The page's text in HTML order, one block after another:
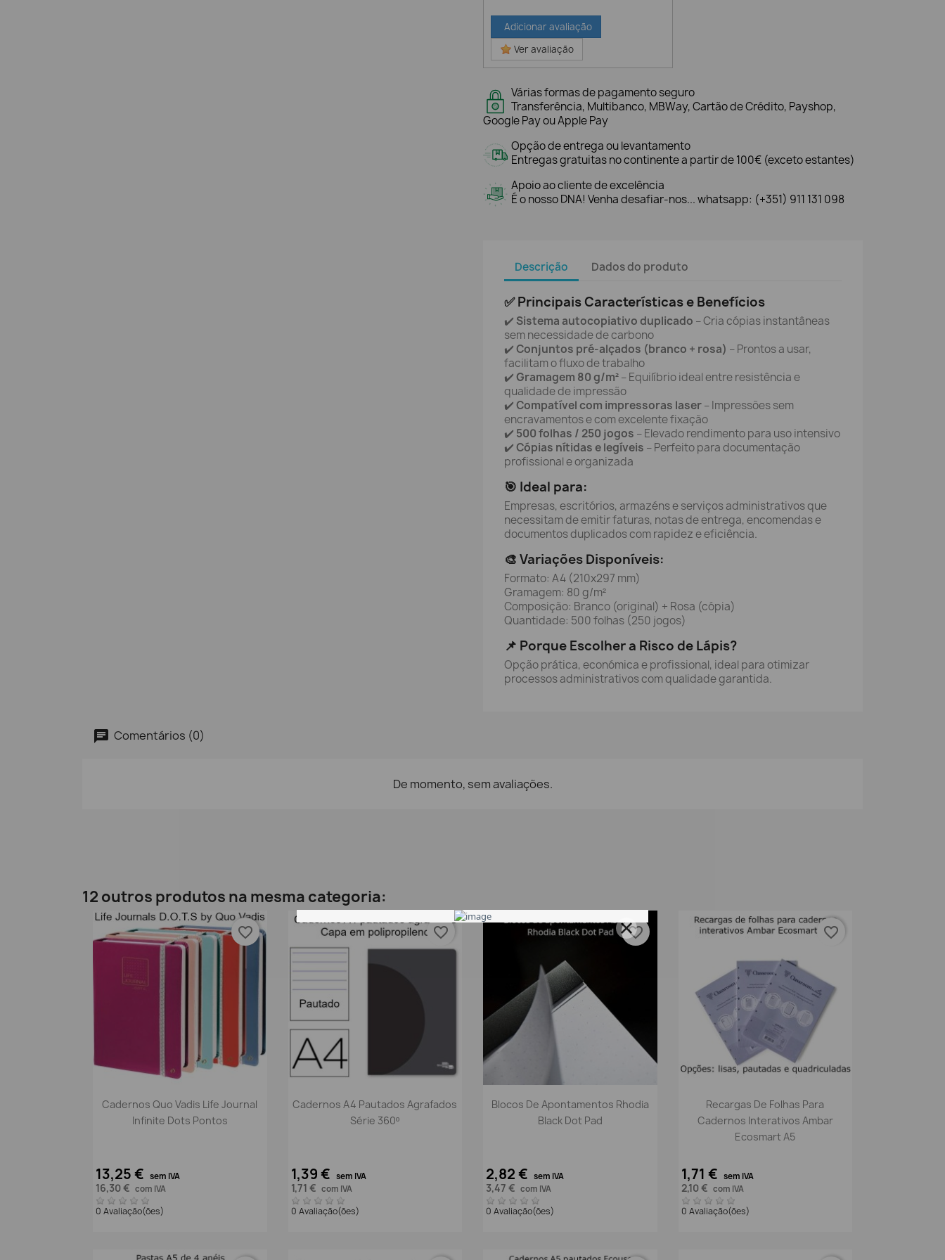
Adicionar avaliação
Ver avaliação
Várias formas de pagamento seguro
Transferência, Multibanco, MBWay, Cartão de Crédito, Payshop,
Google Pay ou Apple Pay
Opção de entrega ou levantamento
Entregas gratuitas no continente a partir de 100€ (exceto estantes)
Apoio ao cliente de excelência
É o nosso DNA! Venha desafiar-nos... whatsapp: (+351) 911 131 098
Descrição Dados do produto
✅ Principais Características e Benefícios
✔️ Sistema autocopiativo duplicado – Cria cópias instantâneas
sem necessidade de carbono
✔️Conjuntos pré-alçados (branco + rosa) – Prontos a usar,
facilitam o fluxo de trabalho
✔️Gramagem 80 g/m²– Equilíbrio ideal entre resistência e
qualidade de impressão
✔️Compatível com impressoras laser– Impressões sem
encravamentos e com excelente fixação
✔️ 500 folhas / 250 jogos – Elevado rendimento para uso intensivo
✔️Cópias nítidas e legíveis – Perfeito para documentação
profissional e organizada
🎯 Ideal para:
Empresas, escritórios, armazéns e serviços administrativos que
necessitam de emitir faturas, notas de entrega, encomendas e
documentos duplicados com rapidez e eficiência.
🎨 Variações Disponíveis:
Formato: A4 (210x297 mm)
Gramagem: 80 g/m²
Composição: Branco (original) + Rosa (cópia)
Quantidade: 500 folhas (250 jogos)
📌 Porque Escolher a Risco de Lápis?
Opção prática, económica e profissional, ideal para otimizar
processos administrativos com qualidade garantida.
Comentários (0)
De momento, sem avaliações.
12 outros produtos na mesma categoria:
Vista rápida
Cadernos Quo Vadis Life Journal
Infinite Dots Pontos
13,25 € sem IVA
16,30 € com IVA
0 Avaliação(ões)
favorite_border
 Vista rápida
Cadernos A4 Pautados Agrafados
Série 360º
1,39 € sem IVA
1,71 € com IVA
0 Avaliação(ões)
favorite_border
 Vista rápida
Blocos De Apontamentos Rhodia
Black Dot Pad
2,82 € sem IVA
3,47 € com IVA
0 Avaliação(ões)
favorite_border
Vista rápida
Recargas De Folhas Para
Cadernos Interativos Ambar
Ecosmart A5
1,71 € sem IVA
2,10 € com IVA
0 Avaliação(ões)
favorite_border